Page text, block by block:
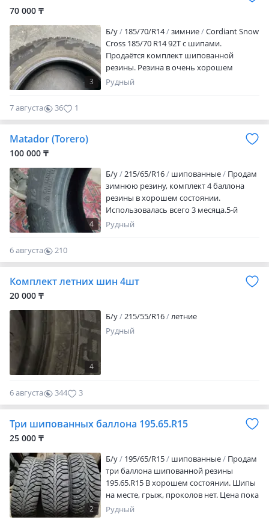
70 000 ₸
3
Б/у 185/70/R14 зимние
Cordiant Snow
Cross 185/70 R14 92T с шипами.
Продаётся комплект шипованной
резины. Резина в очень хорошем
состоянии. В эксплуатации менее
Реальному покупателю торг
Рудный
7 августа 36 1
Matador (Torero)
100 000 ₸
4
Б/у 215/65/R16 шипованные
Продам
зимнюю резину, комплект 4 баллона
резины в хорошем состоянии.
Использовалась всего 3 месяца.5-й
балон в подарок, размер такой же,
Рудный
6 августа
210
0
Комплект летних шин 4шт
20 000 ₸
4
Б/у 215/55/R16
летние
Рудный
6 августа 344 3
Три шипованных баллона 195.65.R15
25 000 ₸
2
Б/у 195/65/R15 шипованные
Продам
три баллона шипованной резины
195.65.R15 В хорошем состоянии. Шипы
на месте, грыж, проколов нет. Цена пока
не сезон 25.000 за все три баллона.
Рудный